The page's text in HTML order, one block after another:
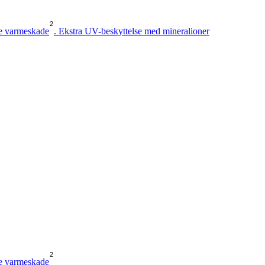
varmeskade
2
. Ekstra UV-beskyttelse med mineralioner
varmeskade
2